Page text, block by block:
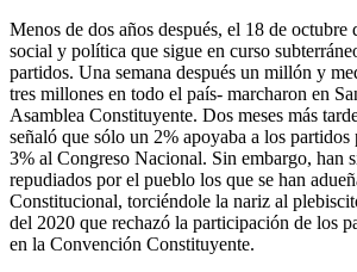
Menos de dos años después, el 18 de
social y política que sigue en curso
partidos. Una semana después un millón y
tres millones en todo el país- marcharon en
Asamblea Constituyente. Dos meses más
señaló que sólo un 2% apoyaba a los
3% al Congreso Nacional. Sin embargo, han
repudiados por el pueblo los que se han
Constitucional, torciéndole la nariz al
del 2020 que rechazó la participación de los
en la Convención Constituyente.